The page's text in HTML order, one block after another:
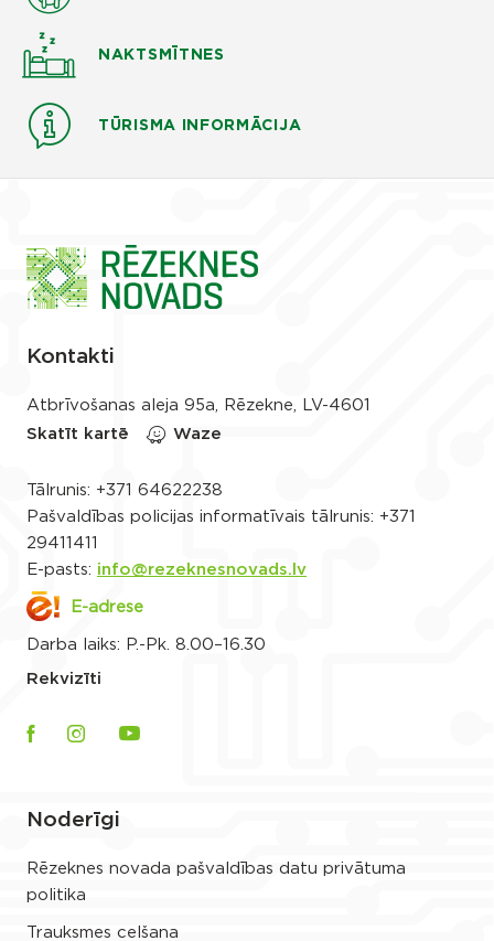
NAKTSMĪTNES
TŪRISMA INFORMĀCIJA
Kontakti
Atbrīvošanas aleja 95a, Rēzekne, LV-4601
Skatīt kartē
Waze
Tālrunis: +371 64622238
Pašvaldības policijas informatīvais tālrunis: +371
29411411
E-pasts: info@rezeknesnovads.lv
E-adrese
Darba laiks: P.-Pk. 8.00–16.30
Rekvizīti
Noderīgi
Rēzeknes novada pašvaldības datu privātuma
politika
Trauksmes celšana